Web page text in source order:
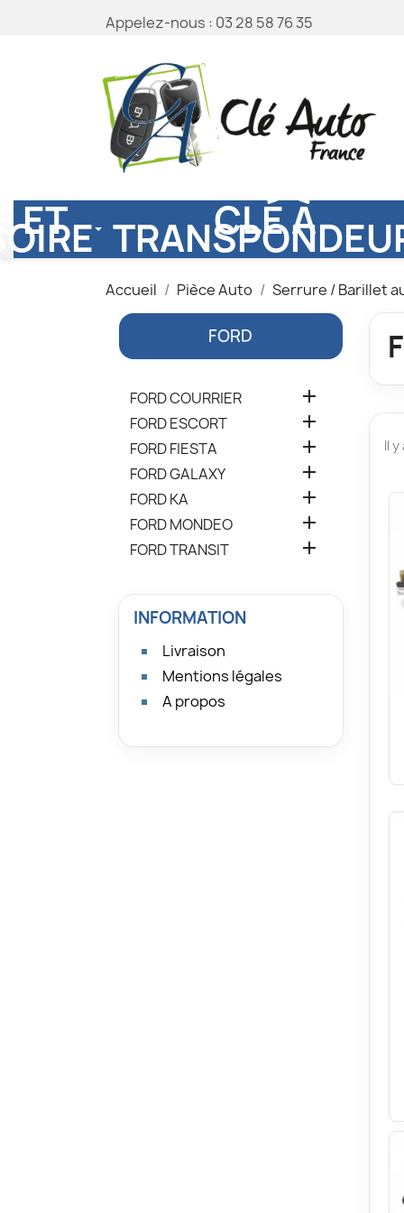
Appelez-nous : 03 28 58 76 35
ET CLÉ À
Accueil Pièce Auto Serrure / Barillet
FORD
FORD COURRIER 
FORD ESCORT 
FORD FIESTA 
FORD GALAXY 
FORD KA 
FORD MONDEO 
FORD TRANSIT 
INFORMATION
Livraison
Mentions légales
A propos
Il